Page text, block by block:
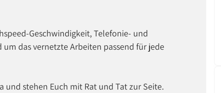
Geschwindigkeit, Telefonie- und
das vernetzte Arbeiten passend für jede
und stehen Euch mit Rat und Tat zur Seite.